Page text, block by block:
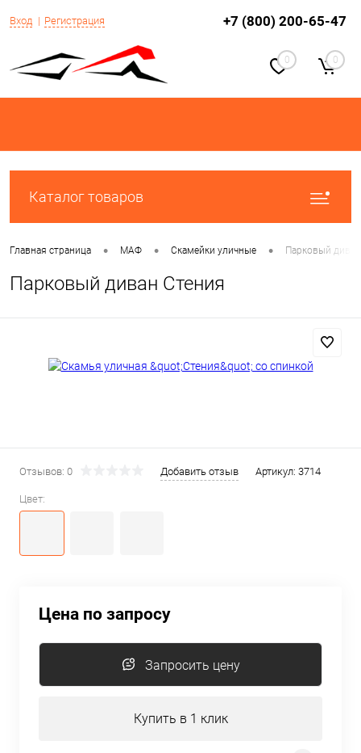
Вход Регистрация +7 (800) 200-65-47
0 0
Каталог товаров
Главная страница • МАФ • Скамейки уличные • Парковый
Парковый диван Стения
Отзывов: 0 Добавить отзыв Артикул: 3714
Цвет:
Цена по запросу
Запросить цену
Купить в 1 клик